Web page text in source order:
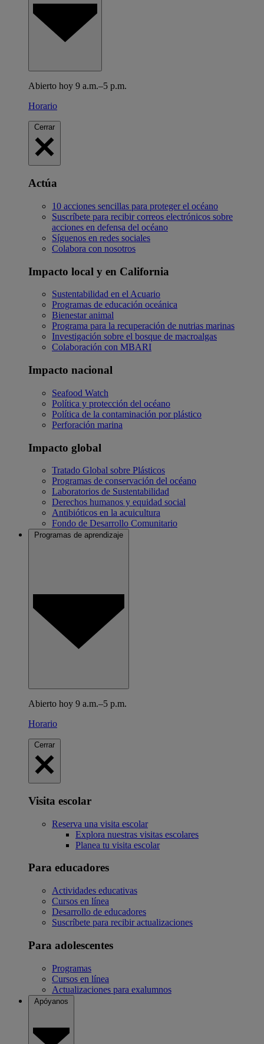
Abierto hoy 9 a.m.–5 p.m.
Horario
Cerrar
Actúa
10 acciones sencillas para proteger el océano
Suscríbete para recibir correos electrónicos sobre
acciones en defensa del océano
Síguenos en redes sociales
Colabora con nosotros
Impacto local y en California
Sustentabilidad en el Acuario
Programas de educación oceánica
Bienestar animal
Programa para la recuperación de nutrias marinas
Investigación sobre el bosque de macroalgas
Colaboración con MBARI
Impacto nacional
Seafood Watch
Política y protección del océano
Política de la contaminación por plástico
Perforación marina
Impacto global
Tratado Global sobre Plásticos
Programas de conservación del océano
Laboratorios de Sustentabilidad
Derechos humanos y equidad social
Antibióticos en la acuicultura
Fondo de Desarrollo Comunitario
Programas de aprendizaje
Abierto hoy 9 a.m.–5 p.m.
Horario
Cerrar
Visita escolar
Reserva una visita escolar
Explora nuestras visitas escolares
Planea tu visita escolar
Para educadores
Actividades educativas
Cursos en línea
Desarrollo de educadores
Suscríbete para recibir actualizaciones
Para adolescentes
Programas
Cursos en línea
Actualizaciones para exalumnos
Apóyanos